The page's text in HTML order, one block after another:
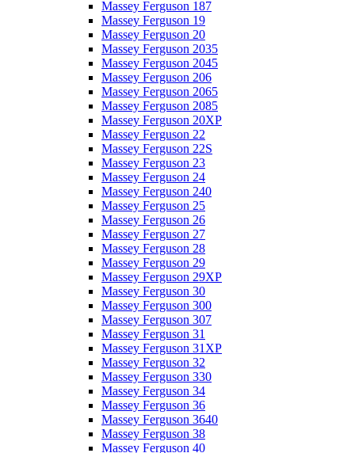
Massey Ferguson 187
Massey Ferguson 19
Massey Ferguson 20
Massey Ferguson 2035
Massey Ferguson 2045
Massey Ferguson 206
Massey Ferguson 2065
Massey Ferguson 2085
Massey Ferguson 20XP
Massey Ferguson 22
Massey Ferguson 22S
Massey Ferguson 23
Massey Ferguson 24
Massey Ferguson 240
Massey Ferguson 25
Massey Ferguson 26
Massey Ferguson 27
Massey Ferguson 28
Massey Ferguson 29
Massey Ferguson 29XP
Massey Ferguson 30
Massey Ferguson 300
Massey Ferguson 307
Massey Ferguson 31
Massey Ferguson 31XP
Massey Ferguson 32
Massey Ferguson 330
Massey Ferguson 34
Massey Ferguson 36
Massey Ferguson 3640
Massey Ferguson 38
Massey Ferguson 40